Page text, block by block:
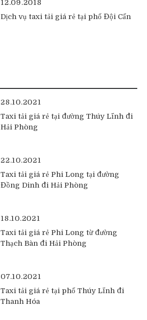
12.09.2018
Dịch vụ taxi tải giá rẻ tại phố Đội Cấn
28.10.2021
Taxi tải giá rẻ tại đường Thúy Lĩnh đi
Hải Phòng
22.10.2021
Taxi tải giá rẻ Phi Long tại đường
Đồng Dinh đi Hải Phòng
18.10.2021
Taxi tải giá rẻ Phi Long từ đường
Thạch Bàn đi Hải Phòng
07.10.2021
Taxi tải giá rẻ tại phố Thúy Lĩnh đi
Thanh Hóa